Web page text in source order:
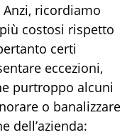
ricordiamo
costosi rispetto
certi
eccezioni,
purtroppo alcuni
o banalizzare
dell’azienda: